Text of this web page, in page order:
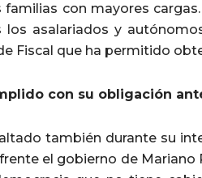
con mayores
asalariados y
Fiscal que ha permitido
con su obligación
también durante su
el gobierno de